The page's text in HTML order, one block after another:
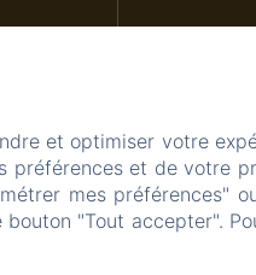
et optimiser votre
préférences et de votre
mes préférences"
"Tout accepter".